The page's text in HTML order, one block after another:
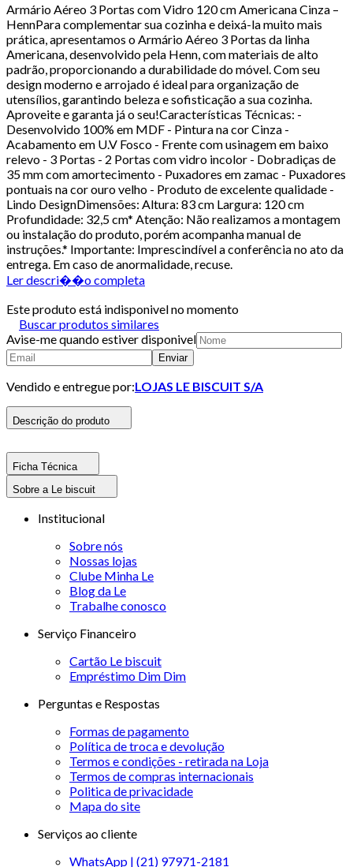
Armário Aéreo 3 Portas com Vidro 120 cm Americana Cinza –
HennPara complementar sua cozinha e deixá-la muito mais
prática, apresentamos o Armário Aéreo 3 Portas da linha
Americana, desenvolvido pela Henn, com materiais de alto
padrão, proporcionando a durabilidade do móvel. Com seu
design moderno e arrojado é ideal para organização de
utensílios, garantindo beleza e sofisticação a sua cozinha.
Aproveite e garanta já o seu!Características Técnicas: -
Desenvolvido 100% em MDF - Pintura na cor Cinza -
Acabamento em U.V Fosco - Frente com usinagem em baixo
relevo - 3 Portas - 2 Portas com vidro incolor - Dobradiças de
35 mm com amortecimento - Puxadores em zamac - Puxadores
pontuais na cor ouro velho - Produto de excelente qualidade -
Lindo DesignDimensões: Altura: 83 cm Largura: 120 cm
Profundidade: 32,5 cm* Atenção: Não realizamos a montagem
ou instalação do produto, porém acompanha manual de
instruções.* Importante: Imprescindível a conferência no ato da
entrega. Em caso de anormalidade, recuse.
Ler descri��o completa
Este produto está indisponivel no momento
Buscar produtos similares
Avise-me quando estiver disponivel
Enviar
Vendido e entregue por:LOJAS LE BISCUIT S/A
Descrição do produto
Ficha Técnica
Sobre a Le biscuit
Institucional
Sobre nós
Nossas lojas
Clube Minha Le
Blog da Le
Trabalhe conosco
Serviço Financeiro
Cartão Le biscuit
Empréstimo Dim Dim
Perguntas e Respostas
Formas de pagamento
Política de troca e devolução
Termos e condições - retirada na Loja
Termos de compras internacionais
Politica de privacidade
Mapa do site
Serviços ao cliente
WhatsApp | (21) 97971-2181